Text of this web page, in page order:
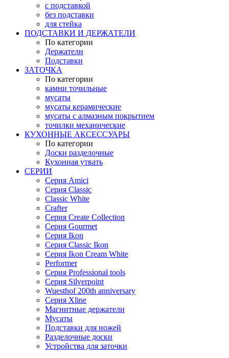
с подставкой
без подставки
для стейка
ПОДСТАВКИ И ДЕРЖАТЕЛИ
По категории
Держатели
Подставки
ЗАТОЧКА
По категории
камни точильные
мусаты
мусаты керамические
мусаты с алмазным покрытием
точилки механические
КУХОННЫЕ АКСЕССУАРЫ
По категории
Доски разделочные
Кухонная утвать
СЕРИИ
Серия Amici
Серия Classic
Classic White
Crafter
Серия Create Collection
Серия Gourmet
Серия Ikon
Серия Classic Ikon
Серия Ikon Cream White
Performer
Серия Professional tools
Серия Silverpoint
Wuesthof 200th anniversary
Серия Xline
Магнитные держатели
Мусаты
Подставки для ножей
Разделочные доски
Устройства для заточки